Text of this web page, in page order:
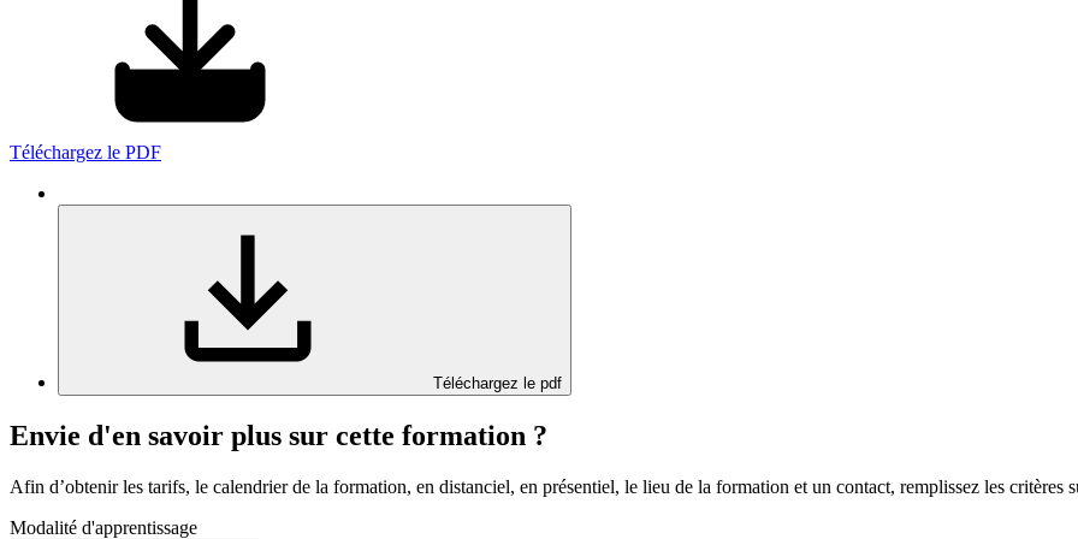
Téléchargez le PDF
Téléchargez le pdf
Envie d'en savoir plus sur cette formation ?
Afin d’obtenir les tarifs, le calendrier de la formation, en distanciel, en présentiel, le lieu de la formation et un contact, remplissez les critères
Modalité d'apprentissage